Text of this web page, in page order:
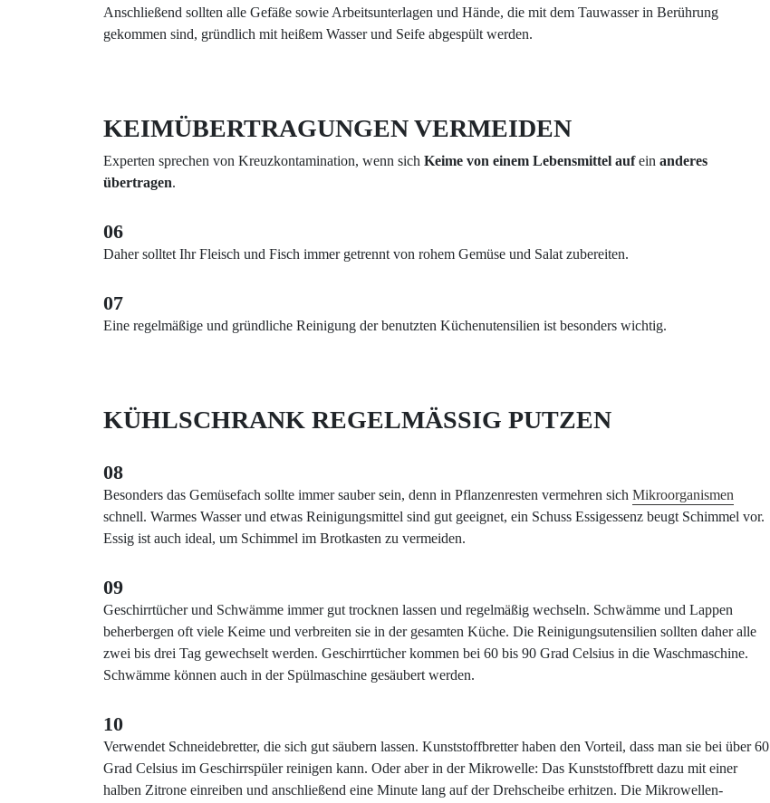
Anschließend sollten alle Gefäße sowie Arbeitsunterlagen und Hände, die mit dem Tauwasser in Berührung
gekommen sind, gründlich mit heißem Wasser und Seife abgespült werden.
KEIMÜBERTRAGUNGEN VERMEIDEN
Experten sprechen von Kreuzkontamination, wenn sich Keime von einem Lebensmittel aufein anderes
übertragen.
06
Daher solltet Ihr Fleisch und Fisch immer getrennt von rohem Gemüse und Salat zubereiten.
07
Eine regelmäßige und gründliche Reinigung der benutzten Küchenutensilien ist besonders wichtig.
KÜHLSCHRANK REGELMÄSSIG PUTZEN
08
Besonders das Gemüsefach sollte immer sauber sein, denn in Pflanzenresten vermehren sich Mikroorganismen
schnell. Warmes Wasser und etwas Reinigungsmittel sind gut geeignet, ein Schuss Essigessenz beugt Schimmel vor.
Essig ist auch ideal, um Schimmel im Brotkasten zu vermeiden.
09
Geschirrtücher und Schwämme immer gut trocknen lassen und regelmäßig wechseln. Schwämme und Lappen
beherbergen oft viele Keime und verbreiten sie in der gesamten Küche. Die Reinigungsutensilien sollten daher alle
zwei bis drei Tag gewechselt werden. Geschirrtücher kommen bei 60 bis 90 Grad Celsius in die Waschmaschine.
Schwämme können auch in der Spülmaschine gesäubert werden.
10
Verwendet Schneidebretter, die sich gut säubern lassen. Kunststoffbretter haben den Vorteil, dass man sie bei über 60
Grad Celsius im Geschirrspüler reinigen kann. Oder aber in der Mikrowelle: Das Kunststoffbrett dazu mit einer
halben Zitrone einreiben und anschließend eine Minute lang auf der Drehscheibe erhitzen. Die Mikrowellen-